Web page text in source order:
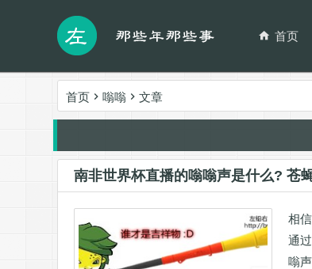
首页
首页 嗡嗡 文章
南非世界杯直播的嗡嗡声是什么? 苍
相
通
嗡